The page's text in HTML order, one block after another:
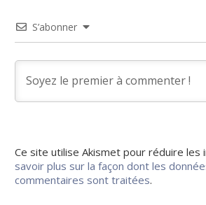
S’abonner
Ce site utilise Akismet pour réduire les
savoir plus sur la façon dont les
commentaires sont traitées.